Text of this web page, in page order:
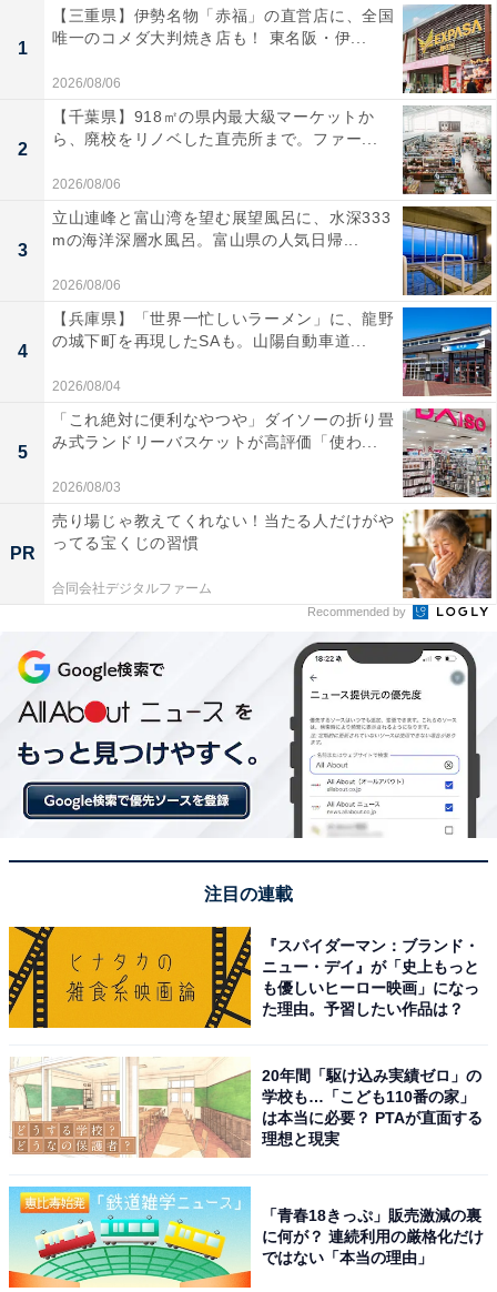
1
【三重県】伊勢名物「赤福」の直営店に、全国
唯一のコメダ大判焼き店も！ 東名阪・伊...
2026/08/06
2
【千葉県】918㎡の県内最大級マーケットか
ら、廃校をリノベした直売所まで。ファー...
2026/08/06
3
立山連峰と富山湾を望む展望風呂に、水深333
mの海洋深層水風呂。富山県の人気日帰...
2026/08/06
4
【兵庫県】「世界一忙しいラーメン」に、龍野
の城下町を再現したSAも。山陽自動車道...
2026/08/04
5
「これ絶対に便利なやつや」ダイソーの折り畳
み式ランドリーバスケットが高評価「使わ...
2026/08/03
PR
売り場じゃ教えてくれない！当たる人だけがや
ってる宝くじの習慣
合同会社デジタルファーム
Recommended by
注目の連載
『スパイダーマン：ブランド・
ニュー・デイ』が「史上もっと
も優しいヒーロー映画」になっ
た理由。予習したい作品は？
20年間「駆け込み実績ゼロ」の
学校も…「こども110番の家」
は本当に必要？ PTAが直面する
理想と現実
「青春18きっぷ」販売激減の裏
に何が？ 連続利用の厳格化だけ
ではない「本当の理由」